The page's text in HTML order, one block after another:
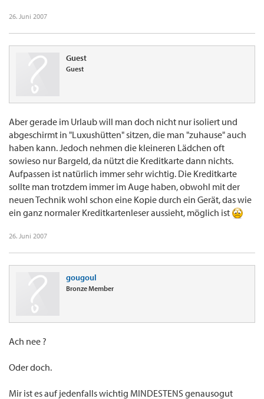
26. Juni 2007
Guest
Guest
Aber gerade im Urlaub will man doch nicht nur isoliert und
abgeschirmt in "Luxushütten" sitzen, die man "zuhause" auch
haben kann. Jedoch nehmen die kleineren Lädchen oft
sowieso nur Bargeld, da nützt die Kreditkarte dann nichts.
Aufpassen ist natürlich immer sehr wichtig. Die Kreditkarte
sollte man trotzdem immer im Auge haben, obwohl mit der
neuen Technik wohl schon eine Kopie durch ein Gerät, das wie
ein ganz normaler Kreditkartenleser aussieht, möglich ist
26. Juni 2007
gougoul
Bronze Member
Ach nee ?
Oder doch.
Mir ist es auf jedenfalls wichtig MINDESTENS genausogut